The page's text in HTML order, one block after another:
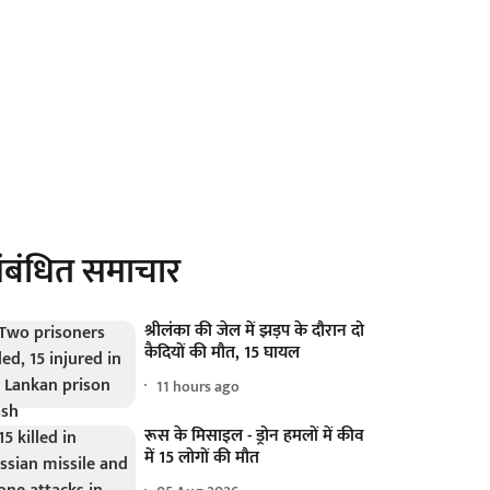
समाचार
श्रीलंका की जेल में झड़प के दौरान दो
कैदियों की मौत, 15 घायल
11 hours ago
रूस के मिसाइल - ड्रोन हमलों में कीव
में 15 लोगों की मौत